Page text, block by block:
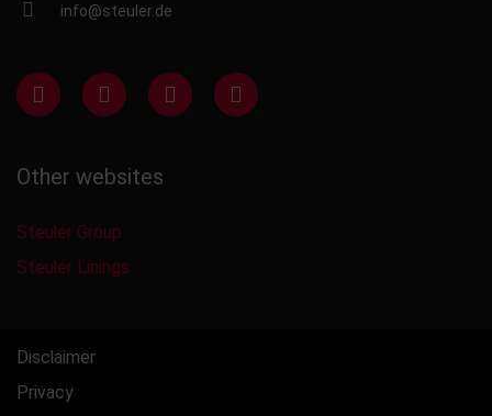
info@steuler.de
Other websites
Steuler Group
Steuler Linings
Disclaimer
Privacy